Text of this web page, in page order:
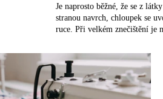
Je naprosto běžné, že se z
stranou navrch, chloupek se
ruce. Při velkém znečištění je